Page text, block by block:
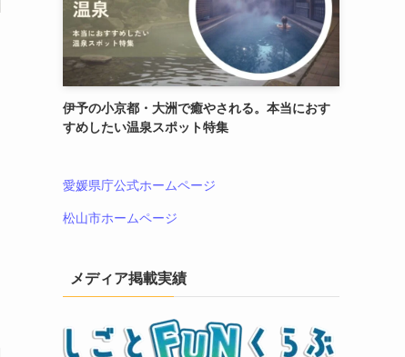
伊予の小京都・大洲で癒やされる。本当におす
すめしたい温泉スポット特集
愛媛県庁公式ホームページ
松山市ホームページ
メディア掲載実績